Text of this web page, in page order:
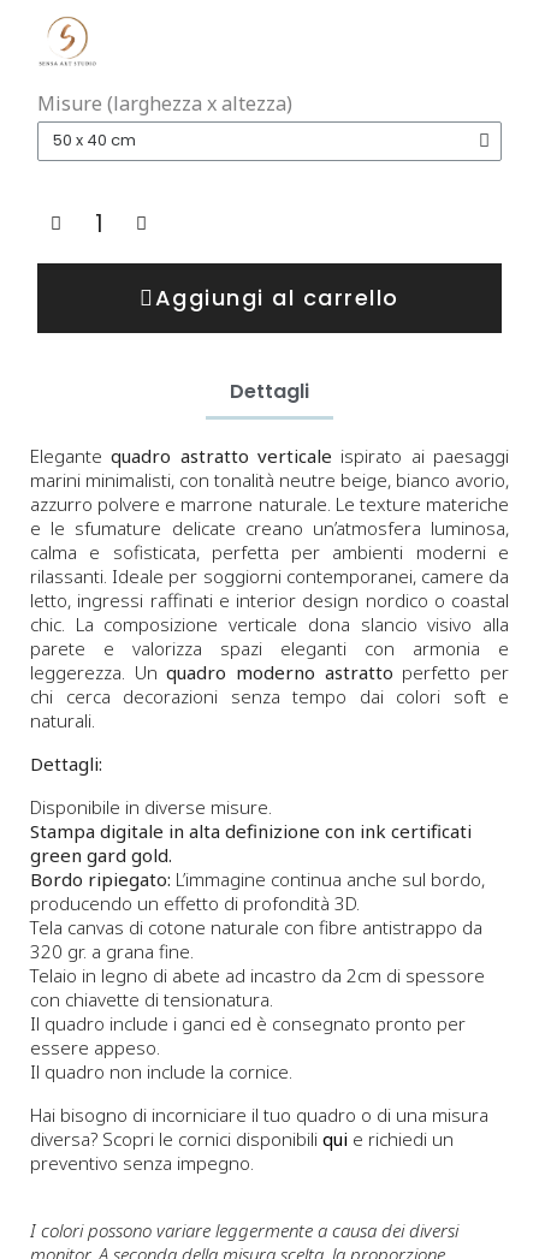
Misure (larghezza x altezza)
Aggiungi al carrello
Dettagli
Elegantequadro astratto verticale ispirato ai paesaggi
marini minimalisti, con tonalità neutre beige, bianco avorio,
azzurro polvere e marrone naturale. Le texture materiche
e le sfumature delicate creano un’atmosfera luminosa,
calma e sofisticata, perfetta per ambienti moderni e
rilassanti. Ideale per soggiorni contemporanei, camere da
letto, ingressi raffinati e interior design nordico o coastal
chic. La composizione verticale dona slancio visivo alla
parete e valorizza spazi eleganti con armonia e
leggerezza. Unquadro moderno astratto perfetto per
chi cerca decorazioni senza tempo dai colori soft e
naturali.
Dettagli:
Disponibile in diverse misure.
Stampa digitale in alta definizione con ink certificati
green gard gold.
Bordo ripiegato: L’immagine continua anche sul bordo,
producendo un effetto di profondità 3D.
Tela canvas di cotone naturale con fibre antistrappo da
320 gr. a grana fine.
Telaio in legno di abete ad incastro da 2cm di spessore
con chiavette di tensionatura.
Il quadro include i ganci ed è consegnato pronto per
essere appeso.
Il quadro non include la cornice.
Hai bisogno di incorniciare il tuo quadro o di una misura
diversa? Scopri le cornici disponibili qui e richiedi un
preventivo senza impegno.
I colori possono variare leggermente a causa dei diversi
monitor. A seconda della misura scelta, la proporzione